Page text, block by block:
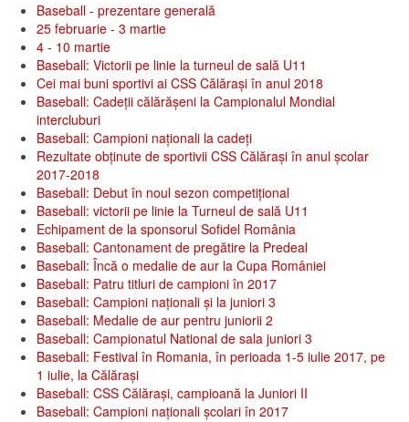
Baseball - prezentare generală
25 februarie - 3 martie
4 - 10 martie
Baseball: Victorii pe linie la turneul de sală U11
Cei mai buni sportivi ai CSS Călărași în anul 2018
Baseball: Cadeții călărășeni la Campionalul Mondial
intercluburi
Baseball: Campioni naționali la cadeți
Rezultate obținute de sportivii CSS Călărași în anul școlar
2017-2018
Baseball: Debut în noul sezon competițional
Baseball: victorii pe linie la Turneul de sală U11
Echipament de la sponsorul Sofidel România
Baseball: Cantonament de pregătire la Predeal
Baseball: Încă o medalie de aur la Cupa României
Baseball: Patru titluri de campioni în 2017
Baseball: Campioni naționali și la juniori 3
Baseball: Medalie de aur pentru juniorii 2
Baseball: Campionatul National de sala juniori 3
Baseball: Festival în Romania, în perioada 1-5 iulie 2017, pe
1 iulie, la Călăraşi
Baseball: CSS Călăraşi, campioană la Juniori II
Baseball: Campioni naționali școlari în 2017